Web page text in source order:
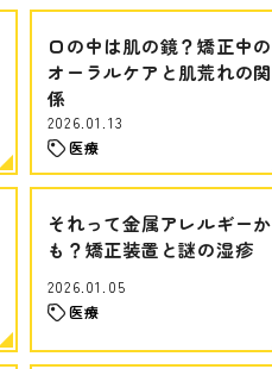
口の中は肌の鏡？矯正中の
オーラルケアと肌荒れの関
係
2026.01.13
医療
それって金属アレルギーか
も？矯正装置と謎の湿疹
2026.01.05
医療